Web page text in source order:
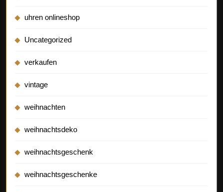
uhren onlineshop
Uncategorized
verkaufen
vintage
weihnachten
weihnachtsdeko
weihnachtsgeschenk
weihnachtsgeschenke